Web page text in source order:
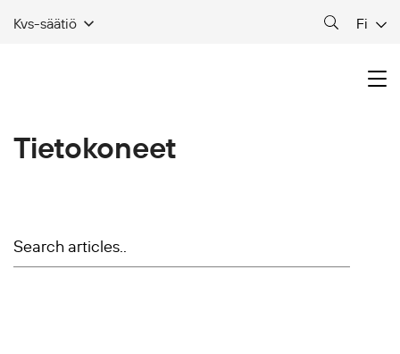
Kvs-säätiö Fi
Tietokoneet